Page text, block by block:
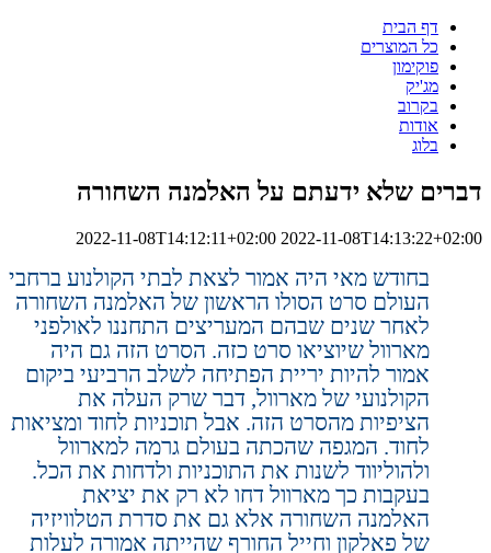
דף הבית
כל המוצרים
פוקימון
מג'יק
בקרוב
אודות
בלוג
דברים שלא ידעתם על האלמנה השחורה
2022-11-08T14:12:11+02:00 2022-11-08T14:13:22+02:00
בחודש מאי היה אמור לצאת לבתי הקולנוע ברחבי
העולם סרט הסולו הראשון של האלמנה השחורה
לאחר שנים שבהם המעריצים התחננו לאולפני
מארוול שיוציאו סרט כזה. הסרט הזה גם היה
אמור להיות יריית הפתיחה לשלב הרביעי ביקום
הקולנועי של מארוול, דבר שרק העלה את
הציפיות מהסרט הזה. אבל תוכניות לחוד ומציאות
לחוד. המגפה שהכתה בעולם גרמה למארוול
ולהוליווד לשנות את התוכניות ולדחות את הכל.
בעקבות כך מארוול דחו לא רק את יציאת
האלמנה השחורה אלא גם את סדרת הטלוויזיה
של פאלקון וחייל החורף שהייתה אמורה לעלות